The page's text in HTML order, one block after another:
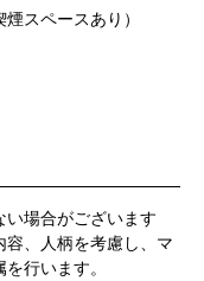
スペースあり）
場合がございます
、人柄を考慮し、マ
行います。